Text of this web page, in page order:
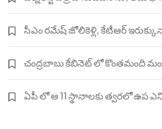
సీఎం రమేష్ జోలికెళ్లి, కేటీఆర్
చంద్రబాబు కేబినెట్ లో కొంతమంది
ఏపీ లో ఆ 11 స్థానాలకు త్వరలో ఉప